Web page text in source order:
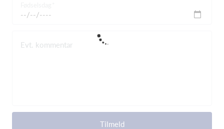
Evt. kommentar
Tilmeld